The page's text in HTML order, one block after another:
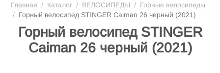
Главная / Каталог / ВЕЛОСИПЕДЫ / Горные велосипеды
/ Горный велосипед STINGER Caiman 26 черный (2021)
Горный велосипед STINGER
Caiman 26 черный (2021)